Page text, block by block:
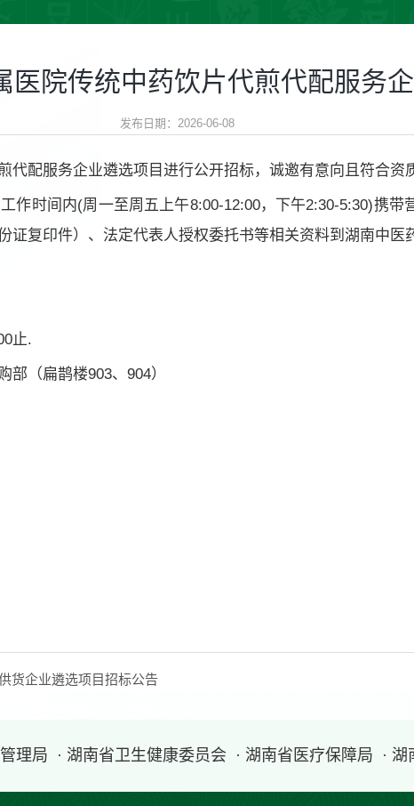
医院传统中药饮片代煎代配服务
发布日期：2026-06-08
代配服务企业遴选项目进行公开招标，诚邀有意向且符合资
作时间内(周一至周五上午8:00-12:00，下午2:30-5:30)携
复印件）、法定代表人授权委托书等相关资料到湖南中医
止.
（扁鹊楼903、904）
货企业遴选项目招标公告
理局 · 湖南省卫生健康委员会 · 湖南省医疗保障局 ·